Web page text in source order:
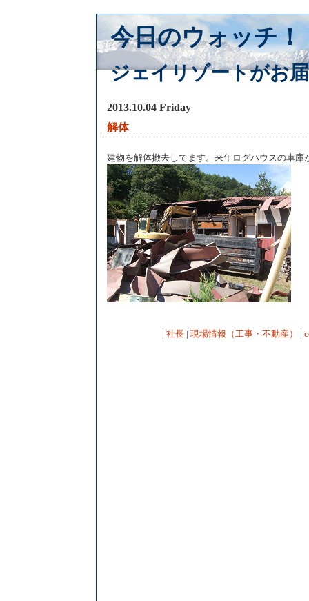
今日のウォッチ！
ジェイリゾートがお
2013.10.04 Friday
解体
建物を解体撤去してます。来年ログハウスの車庫
| 社長 | 現場情報（工事・不動産） |